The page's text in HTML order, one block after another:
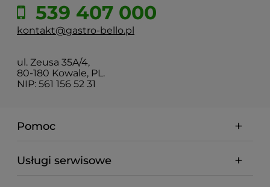
539 407 000
kontakt@gastro-bello.pl
ul. Zeusa 35A/4,
80-180 Kowale, PL.
NIP: 561 156 52 31
Pomoc
Usługi serwisowe